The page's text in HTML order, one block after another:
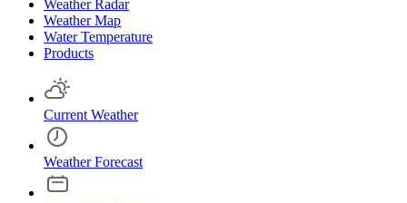
Weather Radar
Weather Map
Water Temperature
Products
Current Weather
Weather Forecast